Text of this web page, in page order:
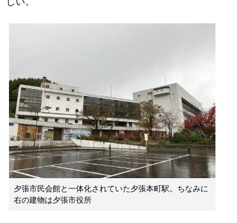
夕張市民会館と一体化されていた夕張本町駅。ちなみに
右の建物は夕張市役所